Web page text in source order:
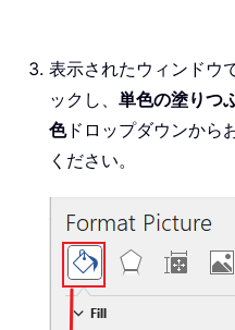
表示されたウィンドウで
ックし、 単色の塗りつ
色ドロップダウンから
ください。